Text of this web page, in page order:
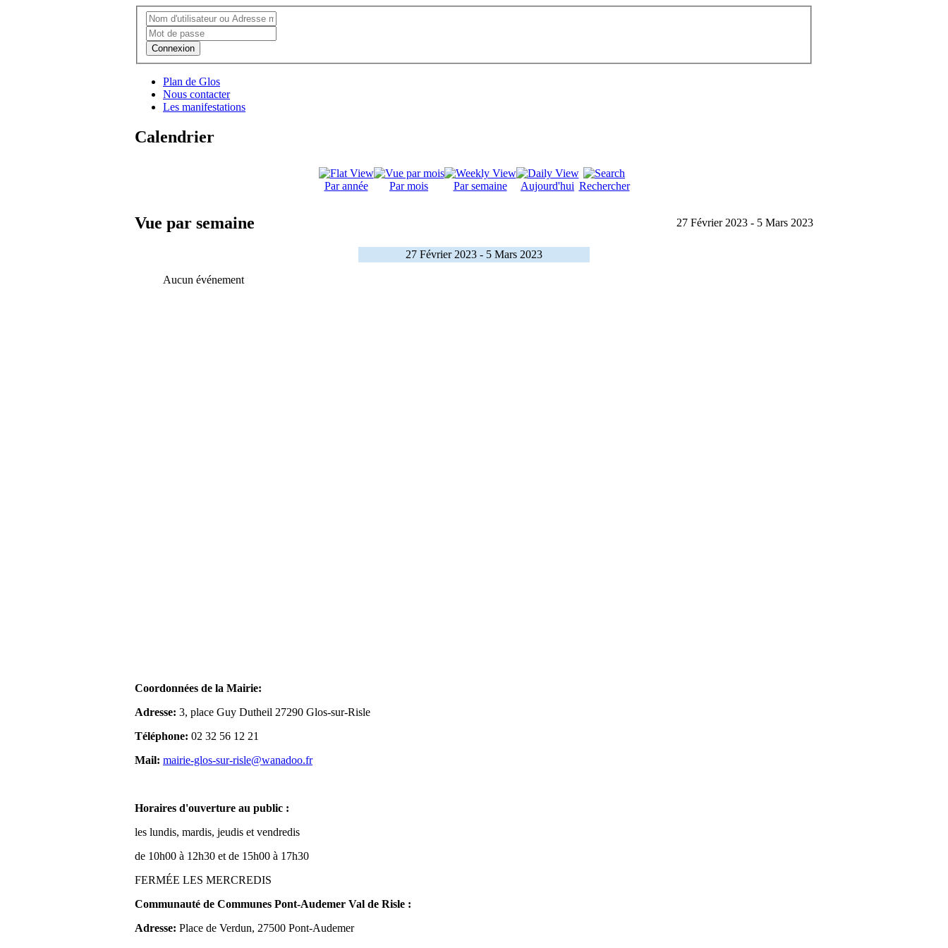
Connexion
Plan de Glos
Nous contacter
Les manifestations
Calendrier
Par année Par mois Par semaine Aujourd'hui Rechercher
Vue par semaine 27 Février 2023 - 5 Mars 2023
27 Février 2023 - 5 Mars 2023
Aucun événement
Coordonnées de la Mairie:
Adresse: 3, place Guy Dutheil 27290 Glos-sur-Risle
Téléphone: 02 32 56 12 21
Mail: mairie-glos-sur-risle@wanadoo.fr
Horaires d'ouverture au public :
les lundis, mardis, jeudis et vendredis
de 10h00 à 12h30 et de 15h00 à 17h30
FERMÉE LES MERCREDIS
Communauté de Communes Pont-Audemer Val de Risle :
Adresse: Place de Verdun, 27500 Pont-Audemer